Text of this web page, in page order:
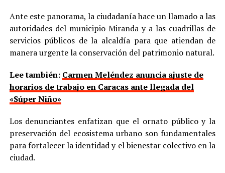
Ante este panorama, la ciudadanía hace un llamado a las
autoridades del municipio Miranda y a las cuadrillas de
servicios públicos de la alcaldía para que atiendan de
manera urgente la conservación del patrimonio natural.
Lee también: Carmen Meléndez anuncia ajuste de
horarios de trabajo en Caracas ante llegada del
«Súper Niño»
Los denunciantes enfatizan que el ornato público y la
preservación del ecosistema urbano son fundamentales
para fortalecer la identidad y el bienestar colectivo en la
ciudad.